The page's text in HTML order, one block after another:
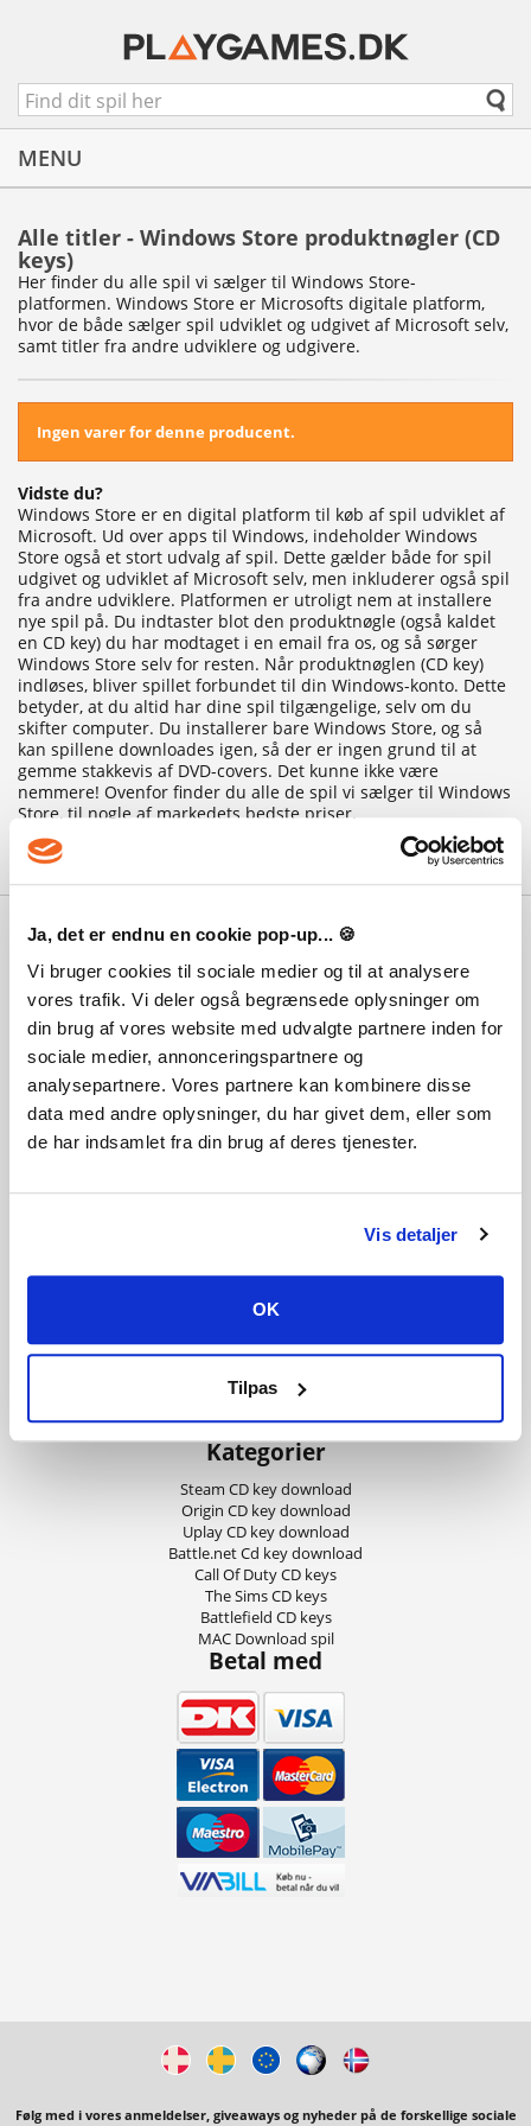
Ja, det er endnu en cookie pop-up... 🍪
Vi bruger cookies til sociale medier og til at analysere
vores trafik. Vi deler også begrænsede oplysninger om
din brug af vores website med udvalgte partnere inden for
sociale medier, annonceringspartnere og
analysepartnere. Vores partnere kan kombinere disse
data med andre oplysninger, du har givet dem, eller som
de har indsamlet fra din brug af deres tjenester.
Vis detaljer
OK
Tilpas
MENU
Alle titler - Windows Store produktnøgler (CD
keys)
Her finder du alle spil vi sælger til Windows Store-
platformen. Windows Store er Microsofts digitale platform,
hvor de både sælger spil udviklet og udgivet af Microsoft selv,
samt titler fra andre udviklere og udgivere.
Ingen varer for denne producent.
Vidste du?
Windows Store er en digital platform til køb af spil udviklet af
Microsoft. Ud over apps til Windows, indeholder Windows
Store også et stort udvalg af spil. Dette gælder både for spil
udgivet og udviklet af Microsoft selv, men inkluderer også spil
fra andre udviklere. Platformen er utroligt nem at installere
nye spil på. Du indtaster blot den produktnøgle (også kaldet
en CD key) du har modtaget i en email fra os, og så sørger
Windows Store selv for resten. Når produktnøglen (CD key)
indløses, bliver spillet forbundet til din Windows-konto. Dette
betyder, at du altid har dine spil tilgængelige, selv om du
skifter computer. Du installerer bare Windows Store, og så
kan spillene downloades igen, så der er ingen grund til at
gemme stakkevis af DVD-covers. Det kunne ikke være
nemmere! Ovenfor finder du alle de spil vi sælger til Windows
Store, til nogle af markedets bedste priser.
Hvorfor Playgames?
Med 100.000 vis af tilfredse kunder,
de stærkeste priser, den bedste service
og ikke mindst lynhurtig levering,
kan du også være med til at få dit spil
leveret digitalt indenfor få minutter!
Information
Handelsbetingelser
Kundeservice
E-mail (kundecenter@playgames.dk) besvares mandag-søndag 8:00-
Hjælp & Guides
Fjernsupport
Kategorier
Steam CD key download
Origin CD key download
Uplay CD key download
Battle.net Cd key download
Call Of Duty CD keys
The Sims CD keys
Battlefield CD keys
MAC Download spil
Betal med
Følg med i vores anmeldelser, giveaways og nyheder på de forskellige sociale